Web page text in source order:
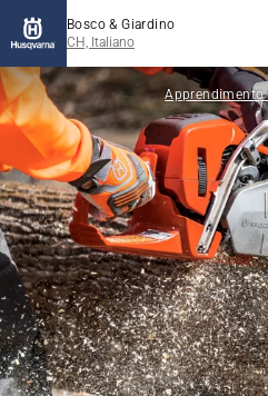
Bosco & Giardino
CH, Italiano
Apprendimento